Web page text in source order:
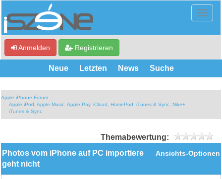
Anmelden Registrieren
Neue Letzten News Suche
Apple iPhone Forum
Apple iPod, Apple Music, Apple Pay, iCloud, HomePod, iTunes & Sync, Nike+
iTunes & Sync
Themabewertung:
Ansichts-Optionen
Photos vom iPhone auf PC importiere
geht nicht